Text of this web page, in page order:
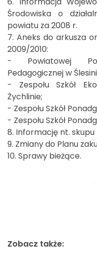
Środowiska o
powiatu za 2008 r.
7. Aneks do arkusza
2009/2010:
- Powiatowej
Pedagogicznej w
- Zespołu Szkół
Żychlinie;
- Zespołu Szkół
- Zespołu Szkół
8. Informację nt. skupu
9. Zmiany do Planu
10. Sprawy bieżące.
Zobacz także: